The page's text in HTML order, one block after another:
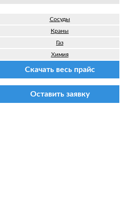
Сосуды
Краны
Газ
Химия
Скачать весь прайс
Оставить заявку